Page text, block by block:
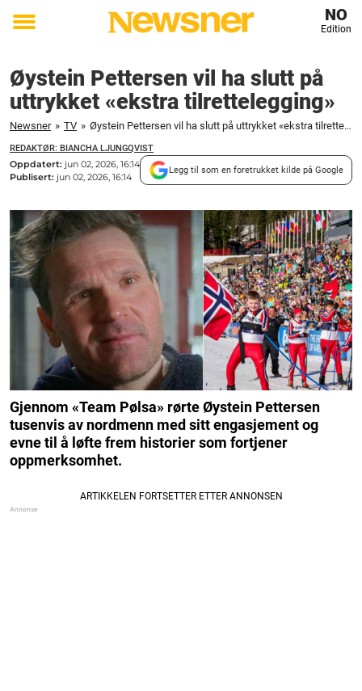
Toggle
NO
Edition
Øystein Pettersen vil ha slutt på
uttrykket «ekstra tilrettelegging»
Newsner » TV » Øystein Pettersen vil ha slutt på uttrykket «ekstra tilrettelegging»
REDAKTØR: BIANCHA LJUNGQVIST
Oppdatert: jun 02, 2026, 16:14
Publisert: jun 02, 2026, 16:14
Legg til som en foretrukket kilde på Google
Gjennom «Team Pølsa» rørte Øystein Pettersen
tusenvis av nordmenn med sitt engasjement og
evne til å løfte frem historier som fortjener
oppmerksomhet.